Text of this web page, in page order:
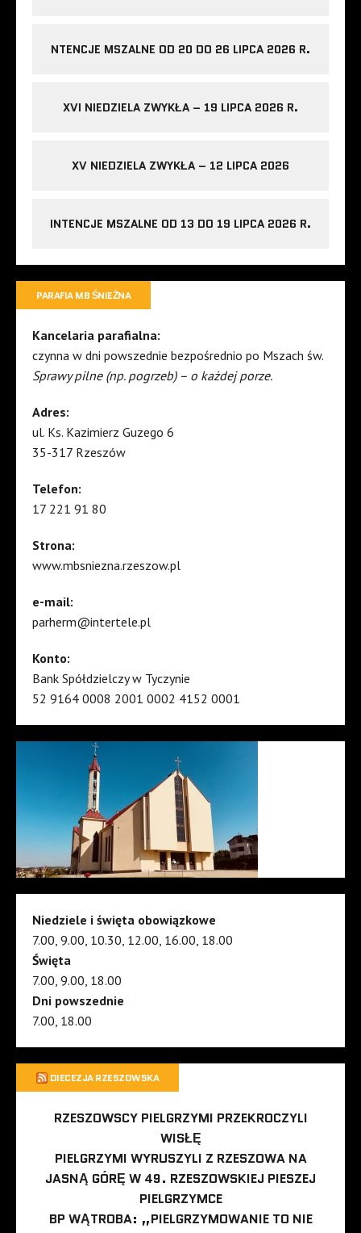
NTENCJE MSZALNE OD 20 DO 26 LIPCA 2026 R.
XVI NIEDZIELA ZWYKŁA – 19 LIPCA 2026 R.
XV NIEDZIELA ZWYKŁA – 12 LIPCA 2026
INTENCJE MSZALNE OD 13 DO 19 LIPCA 2026 R.
PARAFIA MB ŚNIEŻNA
Kancelaria parafialna:
czynna w dni powszednie bezpośrednio po Mszach św.
Sprawy pilne (np. pogrzeb) – o każdej porze.
Adres:
ul. Ks. Kazimierz Guzego 6
35-317 Rzeszów
Telefon:
17 221 91 80
Strona:
www.mbsniezna.rzeszow.pl
e-mail:
parherm@intertele.pl
Konto:
Bank Spółdzielczy w Tyczynie
52 9164 0008 2001 0002 4152 0001
Niedziele i święta obowiązkowe
7.00, 9.00, 10.30, 12.00, 16.00, 18.00
Święta
7.00, 9.00, 18.00
Dni powszednie
7.00, 18.00
DIECEZJA RZESZOWSKA
RZESZOWSCY PIELGRZYMI PRZEKROCZYLI
WISŁĘ
PIELGRZYMI WYRUSZYLI Z RZESZOWA NA
JASNĄ GÓRĘ W 49. RZESZOWSKIEJ PIESZEJ
PIELGRZYMCE
BP WĄTROBA: „PIELGRZYMOWANIE TO NIE